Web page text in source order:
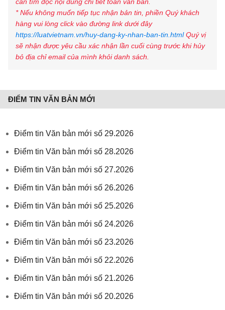
* Nếu không muốn tiếp tục nhận bản tin, phiền Quý khách
hàng vui lòng click vào đường link dưới đây
https://luatvietnam.vn/huy-dang-ky-nhan-ban-tin.htmlQuý vị
sẽ nhận được yêu cầu xác nhận lần cuối cùng trước khi hủy
bỏ địa chỉ email của mình khỏi danh sách.
ĐIỂM TIN VĂN BẢN MỚI
Điểm tin Văn bản mới số 29.2026
Điểm tin Văn bản mới số 28.2026
Điểm tin Văn bản mới số 27.2026
Điểm tin Văn bản mới số 26.2026
Điểm tin Văn bản mới số 25.2026
Điểm tin Văn bản mới số 24.2026
Điểm tin Văn bản mới số 23.2026
Điểm tin Văn bản mới số 22.2026
Điểm tin Văn bản mới số 21.2026
Điểm tin Văn bản mới số 20.2026